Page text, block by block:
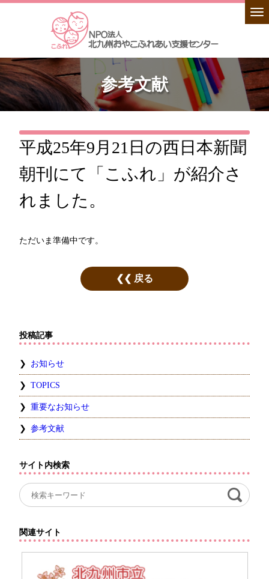
参考文献
平成25年9月21日の西日本新聞
朝刊にて「こふれ」が紹介さ
れました。
ただいま準備中です。
戻る
投稿記事
お知らせ
TOPICS
重要なお知らせ
参考文献
サイト内検索
関連サイト